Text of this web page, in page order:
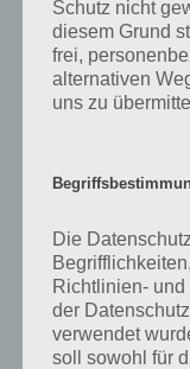
Prozent, wovon die
Prozent ein Wort und
wurde die App
erfolgreichsten Spiele
und iTunes App Store.
Auf WhatsApp
Tweet auf
Schutz nicht
diesem Grund
frei,
alternativen
uns zu
Die
Richtlinien-
der
verwendet
soll sowohl für